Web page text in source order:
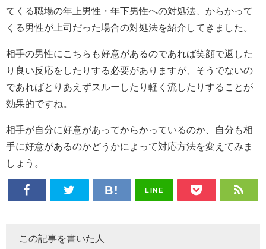
てくる職場の年上男性・年下男性への対処法、からかって
くる男性が上司だった場合の対処法を紹介してきました。
相手の男性にこちらも好意があるのであれば笑顔で返した
り良い反応をしたりする必要がありますが、そうでないの
であればとりあえずスルーしたり軽く流したりすることが
効果的ですね。
相手が自分に好意があってからかっているのか、自分も相
手に好意があるのかどうかによって対応方法を変えてみま
しょう。
LINE
この記事を書いた人